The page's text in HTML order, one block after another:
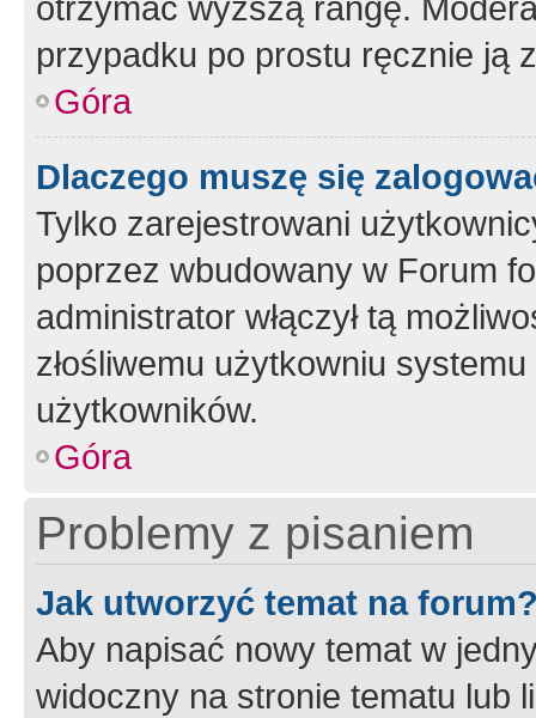
przypadku po prostu ręcznie ją
Góra
Dlaczego muszę się
Tylko zarejestrowani
poprzez wbudowany w Forum
administrator włączył tą
złośliwemu użytkowniu
użytkowników.
Góra
Problemy z pisaniem
Jak utworzyć temat na
Aby napisać nowy temat w
widoczny na stronie tematu lub